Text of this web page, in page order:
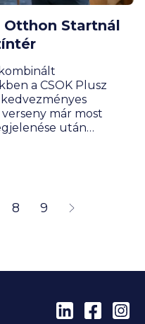
Startnál
a CSOK Plusz
már most
után
szakértője, aki
8 9